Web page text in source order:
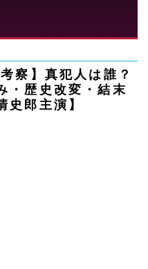
察】真犯人は誰？
・歴史改変・結末
史郎主演】